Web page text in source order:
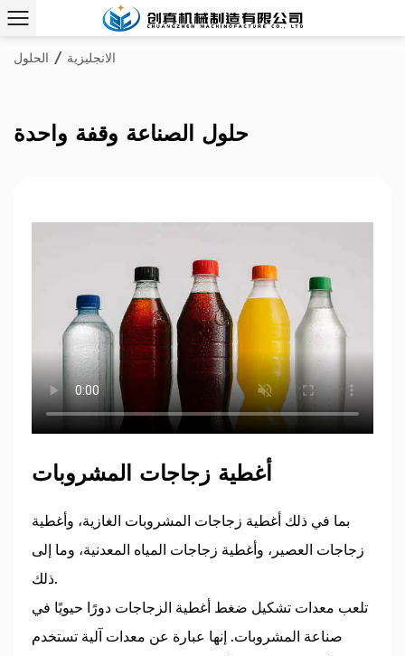
الانجليزية / الحلول
حلول الصناعة وقفة واحدة
أغطية زجاجات المشروبات
بما في ذلك أغطية زجاجات المشروبات الغازية، وأغطية
زجاجات العصير، وأغطية زجاجات المياه المعدنية، وما إلى
ذلك.
تلعب معدات تشكيل ضغط أغطية الزجاجات دورًا حيويًا في
صناعة المشروبات. إنها عبارة عن معدات آلية تستخدم